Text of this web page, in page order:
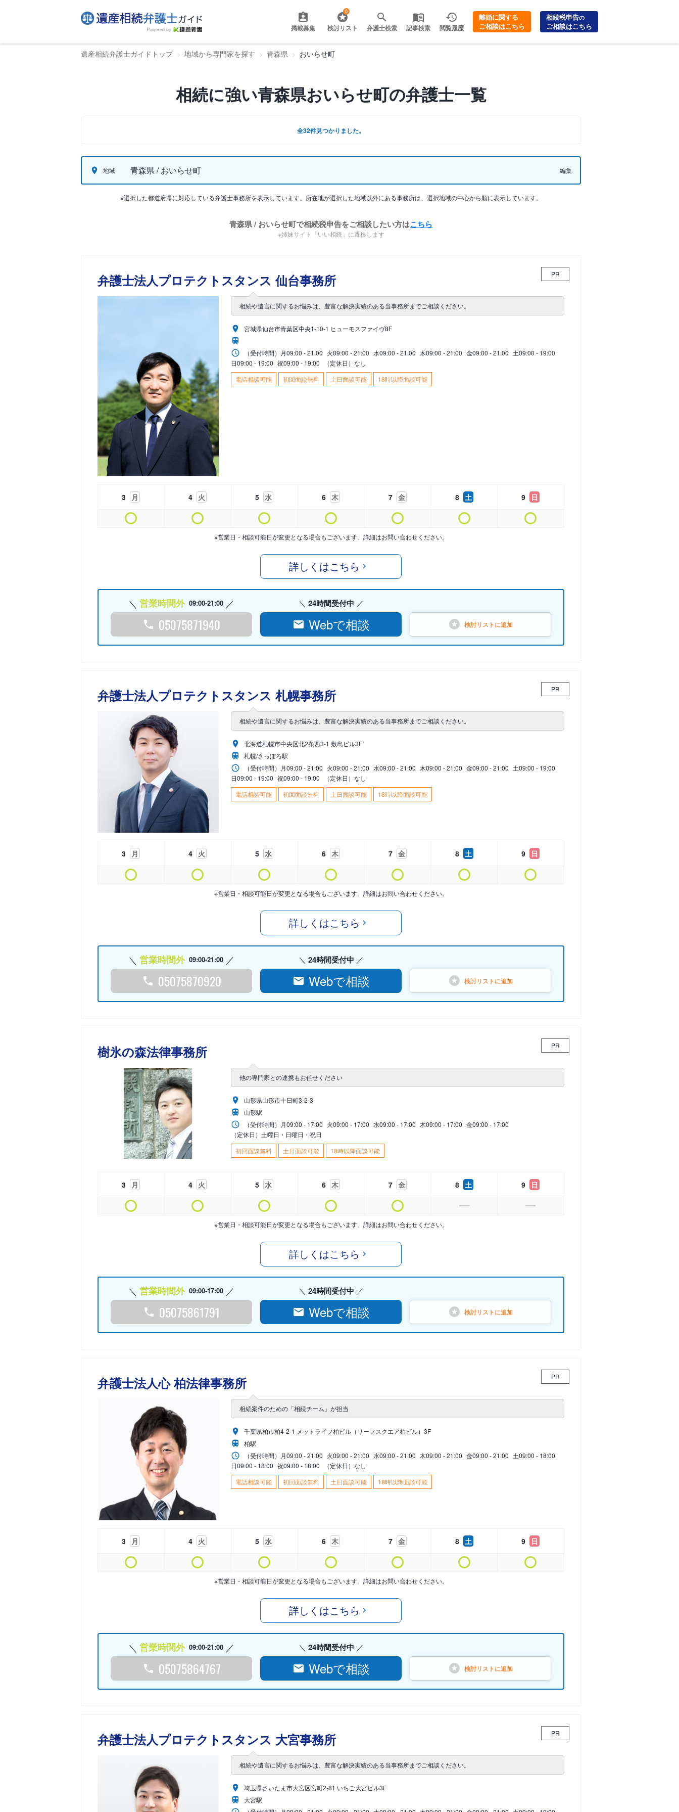
掲載募集
0
検討リスト 弁護士検索 記事検索 閲覧履歴
離婚に関する
ご相談はこちら
相続税申告の
ご相談はこちら
遺産相続弁護士ガイドトップ 地域から専門家を探す 青森県 おいらせ町
相続に強い青森県おいらせ町の弁護士一覧
全32件見つかりました。
地域 青森県 / おいらせ町 編集
※選択した都道府県に対応している弁護士事務所を表示しています。所在地が選択した地域以外にある事務所は、選択地域の中心から順に表示しています。
青森県 / おいらせ町で相続税申告をご相談したい方はこちら
※姉妹サイト「いい相続」に遷移します
弁護士法人プロテクトスタンス 仙台事務所 PR
相続や遺言に関するお悩みは、豊富な解決実績のある当事務所までご相談ください。
宮城県仙台市青葉区中央1-10-1 ヒューモスファイヴ8F
（受付時間） 月09:00 - 21:00 火09:00 - 21:00 水09:00 - 21:00 木09:00 - 21:00 金09:00 - 21:00 土09:00 - 19:00
日09:00 - 19:00 祝09:00 - 19:00
（定休日）なし
電話相談可能
初回面談無料 土日面談可能 18時以降面談可能
3 月 4 火 5 水 6 木 7 金 8 土 9 日
※営業日・相談可能日が変更となる場合もございます。詳細はお問い合わせください。
詳しくはこちら
営業時間外 09:00-21:00
05075871940
24時間受付中
Webで相談 検討リストに追加
弁護士法人プロテクトスタンス 札幌事務所 PR
相続や遺言に関するお悩みは、豊富な解決実績のある当事務所までご相談ください。
北海道札幌市中央区北2条西3-1 敷島ビル3F
札幌/さっぽろ駅
（受付時間） 月09:00 - 21:00 火09:00 - 21:00 水09:00 - 21:00 木09:00 - 21:00 金09:00 - 21:00 土09:00 - 19:00
日09:00 - 19:00 祝09:00 - 19:00
（定休日）なし
電話相談可能
初回面談無料 土日面談可能 18時以降面談可能
3 月 4 火 5 水 6 木 7 金 8 土 9 日
※営業日・相談可能日が変更となる場合もございます。詳細はお問い合わせください。
詳しくはこちら
営業時間外 09:00-21:00
05075870920
24時間受付中
Webで相談 検討リストに追加
樹氷の森法律事務所 PR
他の専門家との連携もお任せください
山形県山形市十日町3-2-3
山形駅
（受付時間） 月09:00 - 17:00 火09:00 - 17:00 水09:00 - 17:00 木09:00 - 17:00 金09:00 - 17:00
（定休日）土曜日・日曜日・祝日
初回面談無料
土日面談可能 18時以降面談可能
3 月 4 火 5 水 6 木 7 金 8 土 9 日
※営業日・相談可能日が変更となる場合もございます。詳細はお問い合わせください。
詳しくはこちら
営業時間外 09:00-17:00
05075861791
24時間受付中
Webで相談 検討リストに追加
弁護士法人心 柏法律事務所 PR
相続案件のための「相続チーム」が担当
千葉県柏市柏4-2-1 メットライフ柏ビル（リーフスクエア柏ビル）3F
柏駅
（受付時間） 月09:00 - 21:00 火09:00 - 21:00 水09:00 - 21:00 木09:00 - 21:00 金09:00 - 21:00 土09:00 - 18:00
日09:00 - 18:00 祝09:00 - 18:00
（定休日）なし
電話相談可能
初回面談無料 土日面談可能 18時以降面談可能
3 月 4 火 5 水 6 木 7 金 8 土 9 日
※営業日・相談可能日が変更となる場合もございます。詳細はお問い合わせください。
詳しくはこちら
営業時間外 09:00-21:00
05075864767
24時間受付中
Webで相談 検討リストに追加
弁護士法人プロテクトスタンス 大宮事務所 PR
相続や遺言に関するお悩みは、豊富な解決実績のある当事務所までご相談ください。
埼玉県さいたま市大宮区宮町2-81 いちご大宮ビル3F
大宮駅